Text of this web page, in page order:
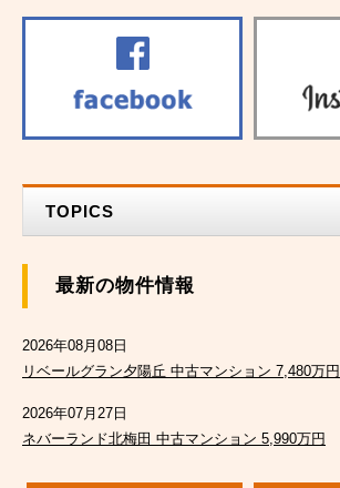
TOPICS
最新の物件情報
2026年08月08日
リベールグラン夕陽丘 中古マンション 7,480万円
2026年07月27日
ネバーランド北梅田 中古マンション 5,990万円